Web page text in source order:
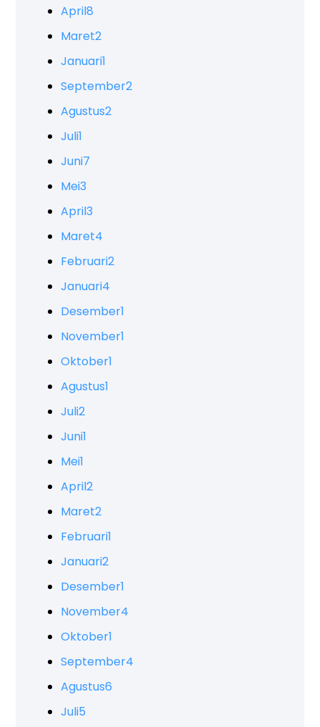
April8
Maret2
Januari1
September2
Agustus2
Juli1
Juni7
Mei3
April3
Maret4
Februari2
Januari4
Desember1
November1
Oktober1
Agustus1
Juli2
Juni1
Mei1
April2
Maret2
Februari1
Januari2
Desember1
November4
Oktober1
September4
Agustus6
Juli5